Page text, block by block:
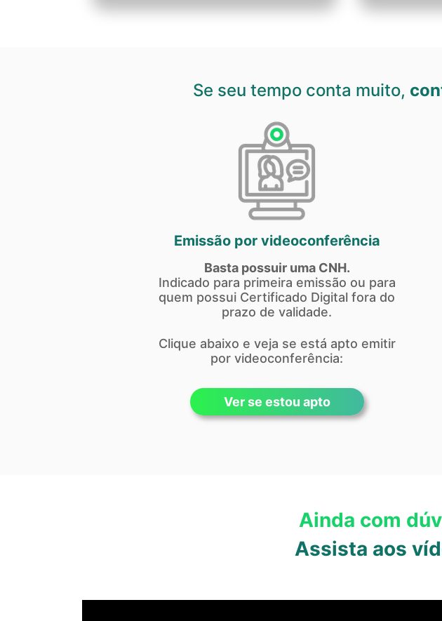
Se seu tempo conta muito,
Emissão por videoconferência
Basta possuir uma CNH.
Indicado para primeira emissão ou para
quem possui Certificado Digital fora do
prazo de validade.
Clique abaixo e veja se está apto emitir
por videoconferência:
Ver se estou apto
Ainda com
Assista aos